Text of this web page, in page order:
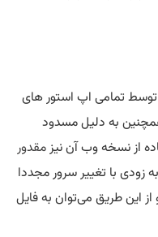
توسط تمامی اپ استور های
به دلیل مسدود
از نسخه وب آن نیزمقدور
زودی با تغییر سرور مجددا
از این طریق می‌توان به فایل